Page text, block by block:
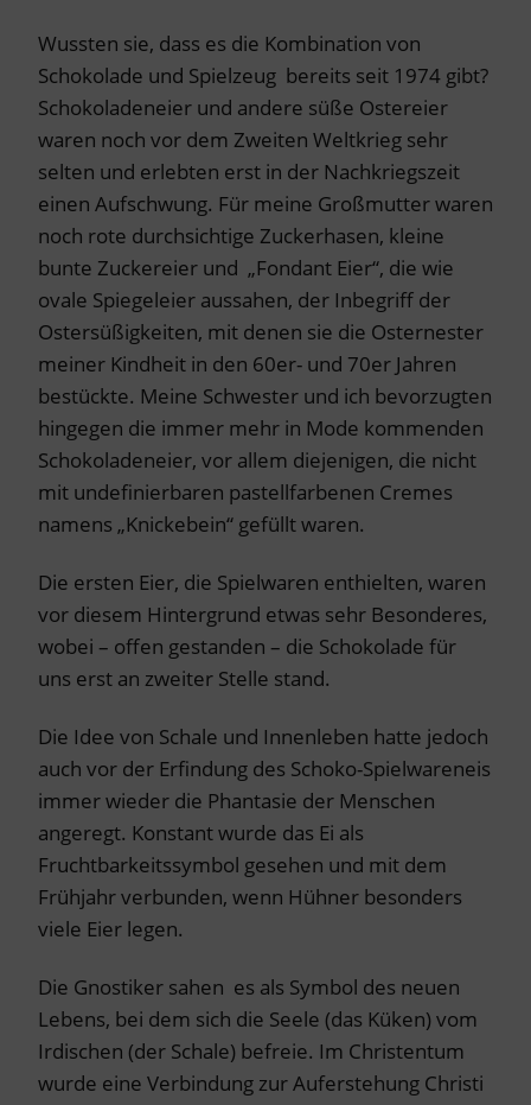
Wussten sie, dass es die Kombination von
Schokolade und Spielzeug bereits seit 1974 gibt?
Schokoladeneier und andere süße Ostereier
waren noch vor dem Zweiten Weltkrieg sehr
selten und erlebten erst in der Nachkriegszeit
einen Aufschwung. Für meine Großmutter waren
noch rote durchsichtige Zuckerhasen, kleine
bunte Zuckereier und „Fondant Eier“, die wie
ovale Spiegeleier aussahen, der Inbegriff der
Ostersüßigkeiten, mit denen sie die Osternester
meiner Kindheit in den 60er- und 70er Jahren
bestückte. Meine Schwester und ich bevorzugten
hingegen die immer mehr in Mode kommenden
Schokoladeneier, vor allem diejenigen, die nicht
mit undefinierbaren pastellfarbenen Cremes
namens „Knickebein“ gefüllt waren.
Die ersten Eier, die Spielwaren enthielten, waren
vor diesem Hintergrund etwas sehr Besonderes,
wobei – offen gestanden – die Schokolade für
uns erst an zweiter Stelle stand.
Die Idee von Schale und Innenleben hatte jedoch
auch vor der Erfindung des Schoko-Spielwareneis
immer wieder die Phantasie der Menschen
angeregt. Konstant wurde das Ei als
Fruchtbarkeitssymbol gesehen und mit dem
Frühjahr verbunden, wenn Hühner besonders
viele Eier legen.
Die Gnostiker sahen es als Symbol des neuen
Lebens, bei dem sich die Seele (das Küken) vom
Irdischen (der Schale) befreie. Im Christentum
wurde eine Verbindung zur Auferstehung Christi